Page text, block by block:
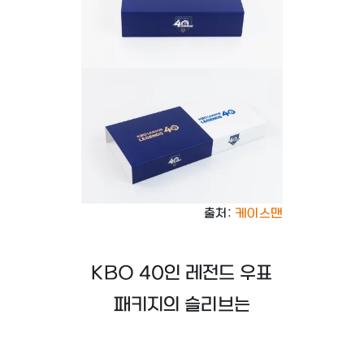
출처: 케이스맨
KBO 40인 레전드 우표
패키지의 슬리브는